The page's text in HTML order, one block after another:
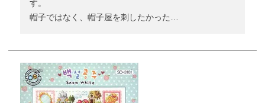
す。
帽子ではなく、帽子屋を刺したかった…